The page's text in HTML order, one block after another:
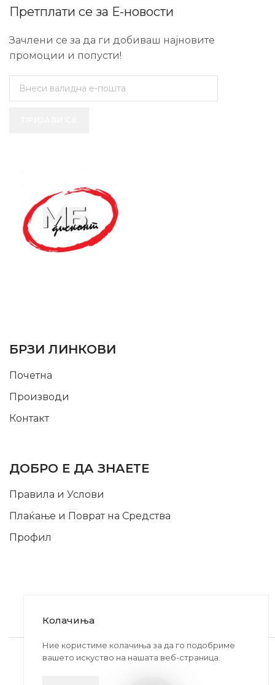
Претплати се за Е-новости
Зачлени се за да ги добиваш најновите
промоции и попусти!
БРЗИ ЛИНКОВИ
Почетна
Производи
Контакт
ДОБРО Е ДА ЗНАЕТЕ
Правила и Услови
Плаќање и Поврат на Средства
Профил
2020-2024 © MB DISKONT. Изработено од
БРАМИТ ДООЕЛ
Колачиња
Ние користиме колачиња за да го подобриме
вашето искуство на нашата веб-страница.